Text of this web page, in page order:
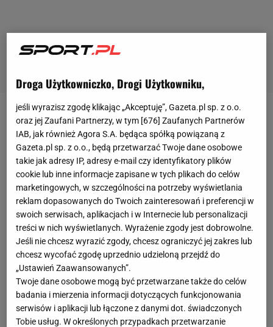
Pochettino, który bez pracy pozostawał od listopada
2019 roku, kiedy został zwolniony zTottenhamu
Hotspur , przejął paryski zespół po Thomasie
Tuchelu. Choć Niemiec w ciągu dwóch lat
dwukrotnie zdobył mistrzostwo kraju, a w
poprzednim sezonie dotarł z PSG do finałuLigi
Mistrzów, katarscy właściciele klubu podziękowali
mu za współpracę pod koniec 2020 roku. Powodem
miały być słabewynikiosiągane przez zespół w
ostatnich tygodniach - po 17. serii gier paryżanie
zajmują 3. miejsce w tabeli Ligue 1 i tracą do lidera,
Olympique Lyon, jeden punkt.
Droga Użytkowniczko, Drogi Użytkowniku,
jeśli wyrazisz zgodę klikając „Akceptuję”, Gazeta.pl sp. z o.o.
oraz jej Zaufani Partnerzy, w tym [676] Zaufanych Partnerów
IAB, jak również Agora S.A. będąca spółką powiązaną z
Gazeta.pl sp. z o.o., będą przetwarzać Twoje dane osobowe
takie jak adresy IP, adresy e-mail czy identyfikatory plików
cookie lub inne informacje zapisane w tych plikach do celów
marketingowych, w szczególności na potrzeby wyświetlania
reklam dopasowanych do Twoich zainteresowań i preferencji w
swoich serwisach, aplikacjach i w Internecie lub personalizacji
treści w nich wyświetlanych. Wyrażenie zgody jest dobrowolne.
Jeśli nie chcesz wyrazić zgody, chcesz ograniczyć jej zakres lub
chcesz wycofać zgodę uprzednio udzieloną przejdź do
„Ustawień Zaawansowanych”.
Twoje dane osobowe mogą być przetwarzane także do celów
badania i mierzenia informacji dotyczących funkcjonowania
serwisów i aplikacji lub łączone z danymi dot. świadczonych
Tobie usług. W określonych przypadkach przetwarzanie